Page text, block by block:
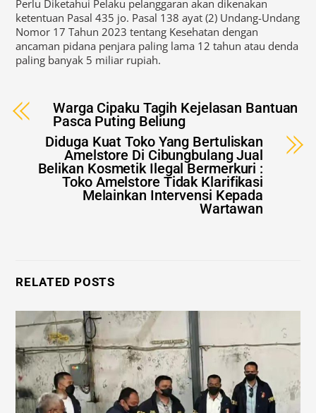
Perlu Diketahui Pelaku pelanggaran akan dikenakan
ketentuan Pasal 435 jo. Pasal 138 ayat (2) Undang-Undang
Nomor 17 Tahun 2023 tentang Kesehatan dengan
ancaman pidana penjara paling lama 12 tahun atau denda
paling banyak 5 miliar rupiah.
Warga Cipaku Tagih Kejelasan Bantuan
Pasca Puting Beliung
Diduga Kuat Toko Yang Bertuliskan
Amelstore Di Cibungbulang Jual
Belikan Kosmetik Ilegal Bermerkuri :
Toko Amelstore Tidak Klarifikasi
Melainkan Intervensi Kepada
Wartawan
RELATED POSTS